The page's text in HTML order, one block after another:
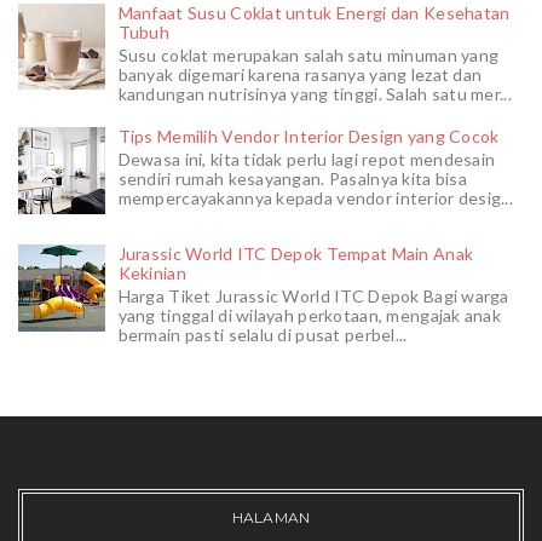
Manfaat Susu Coklat untuk Energi dan Kesehatan
Tubuh
Susu coklat merupakan salah satu minuman yang
banyak digemari karena rasanya yang lezat dan
kandungan nutrisinya yang tinggi. Salah satu mer...
Tips Memilih Vendor Interior Design yang Cocok
Dewasa ini, kita tidak perlu lagi repot mendesain
sendiri rumah kesayangan. Pasalnya kita bisa
mempercayakannya kepada vendor interior desig...
Jurassic World ITC Depok Tempat Main Anak
Kekinian
Harga Tiket Jurassic World ITC Depok Bagi warga
yang tinggal di wilayah perkotaan, mengajak anak
bermain pasti selalu di pusat perbel...
HALAMAN